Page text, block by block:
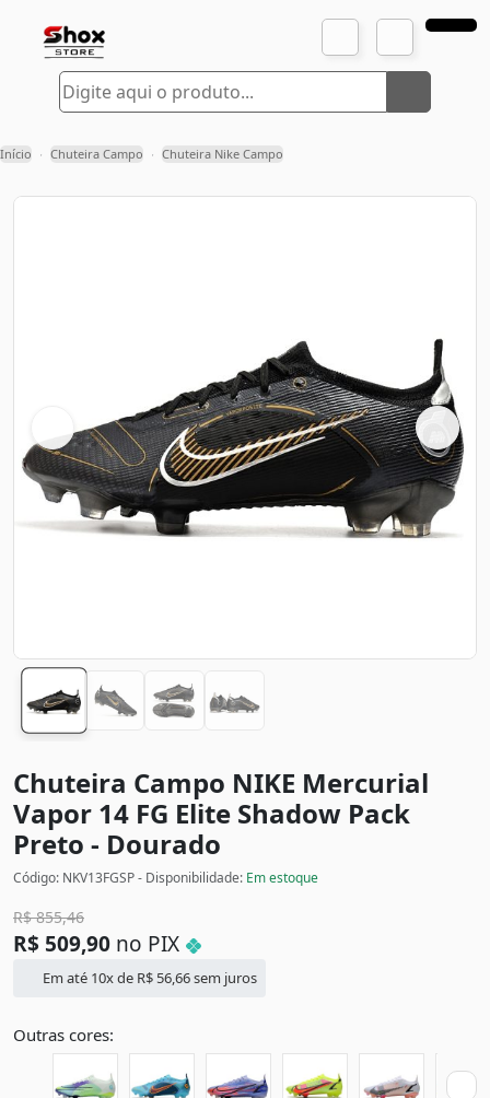
Início › Chuteira Campo › Chuteira Nike Campo
Chuteira Campo NIKE Mercurial
Vapor 14 FG Elite Shadow Pack
Preto - Dourado
Código: NKV13FGSP - Disponibilidade: Em estoque
R$855,46
R$ 509,90 no PIX
Em até 10x de R$ 56,66sem juros
Outras cores: